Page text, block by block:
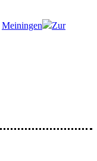
Meiningen
Zur